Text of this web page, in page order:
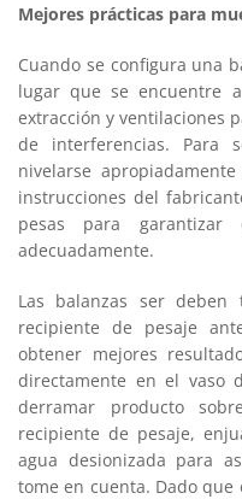
Mejores prácticas para
Cuando se configura una
lugar que se encuentre
extracción y ventilaciones
de interferencias. Para
nivelarse
instrucciones del
pesas para
adecuadamente.
Las balanzas ser
recipiente de pesaje
obtener mejores
directamente en el vaso
derramar producto
recipiente de pesaje,
agua desionizada para
tome en cuenta. Dado que